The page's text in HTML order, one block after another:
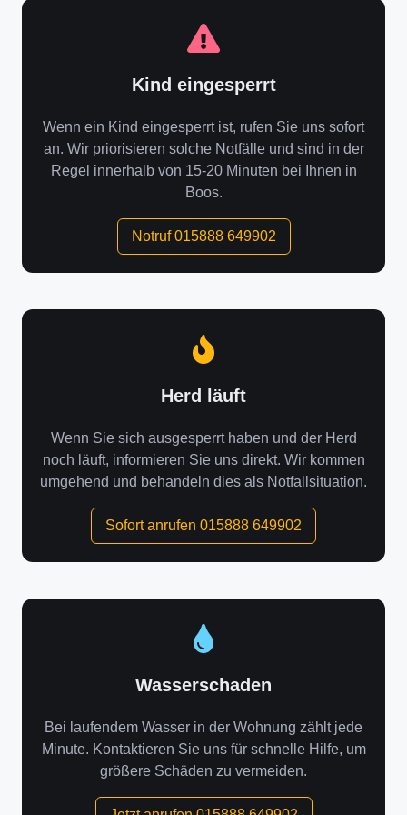
Kind eingesperrt
Wenn ein Kind eingesperrt ist, rufen Sie uns sofort
an. Wir priorisieren solche Notfälle und sind in der
Regel innerhalb von 15-20 Minuten bei Ihnen in
Boos.
Notruf 015888 649902
Herd läuft
Wenn Sie sich ausgesperrt haben und der Herd
noch läuft, informieren Sie uns direkt. Wir kommen
umgehend und behandeln dies als Notfallsituation.
Sofort anrufen 015888 649902
Wasserschaden
Bei laufendem Wasser in der Wohnung zählt jede
Minute. Kontaktieren Sie uns für schnelle Hilfe, um
größere Schäden zu vermeiden.